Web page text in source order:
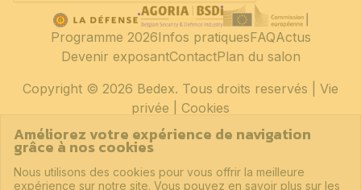
Copyright © 2026 Bedex. Tous droits reservés | Vie
privée
Cookies
Programme 2026Infos pratiquesFAQActus
Devenir exposantContactPlan du salon
Améliorez votre expérience de navigation
grâce à nos cookies
Nous utilisons des cookies pour vous offrir la meilleure
expérience sur notre site. Vous pouvez en savoir plus sur les